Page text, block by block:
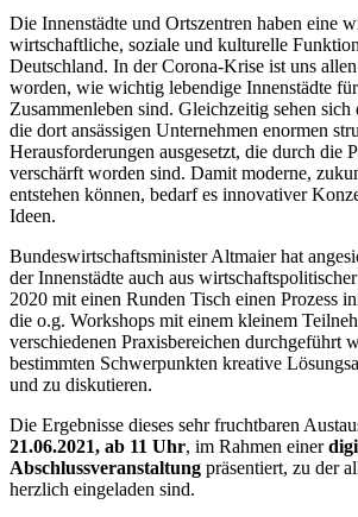
Die Innenstädte und Ortszentren haben eine
wirtschaftliche, soziale und kulturelle
Deutschland. In der Corona-Krise ist uns
worden, wie wichtig lebendige Innenstädte
Zusammenleben sind. Gleichzeitig sehen sich
die dort ansässigen Unternehmen enormen
Herausforderungen ausgesetzt, die durch die
verschärft worden sind. Damit moderne,
entstehen können, bedarf es innovativer
Ideen.
Bundeswirtschaftsminister Altmaier hat
der Innenstädte auch aus
2020 mit einen Runden Tisch einen Prozess
die o.g. Workshops mit einem kleinem
verschiedenen Praxisbereichen durchgeführt
bestimmten Schwerpunkten kreative
und zu diskutieren.
Die Ergebnisse dieses sehr fruchtbaren
21.06.2021, ab 11 Uhr, im Rahmen einer
Abschlussveranstaltung präsentiert, zu der
herzlich eingeladen sind.